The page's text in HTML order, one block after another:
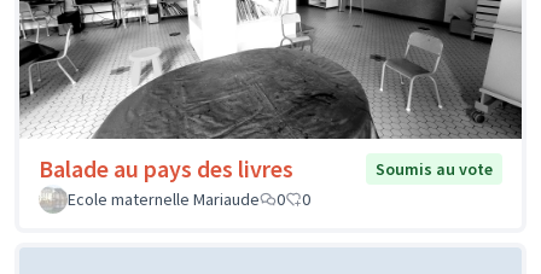
Balade au pays des livres
Soumis au vote
Ecole maternelle Mariaude
0 0